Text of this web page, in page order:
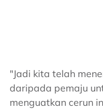
"Jadi kita telah
daripada pemaju
menguatkan cerun